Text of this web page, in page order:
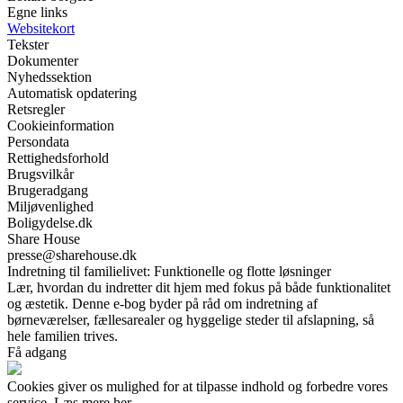
Egne links
Websitekort
Tekster
Dokumenter
Nyhedssektion
Automatisk opdatering
Retsregler
Cookieinformation
Persondata
Rettighedsforhold
Brugsvilkår
Brugeradgang
Miljøvenlighed
Boligydelse.dk
Share House
presse@sharehouse.dk
Indretning til familielivet: Funktionelle og flotte løsninger
Lær, hvordan du indretter dit hjem med fokus på både funktionalitet
og æstetik. Denne e-bog byder på råd om indretning af
børneværelser, fællesarealer og hyggelige steder til afslapning, så
hele familien trives.
Få adgang
Cookies giver os mulighed for at tilpasse indhold og forbedre vores